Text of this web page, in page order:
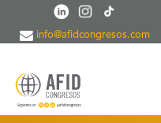
Skip to main content
info@afidcongresos.com